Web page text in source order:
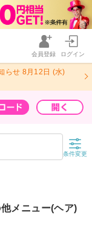
会員登録 ログイン
らせ 8月12日 (水)
条件変更
メニュー(ヘア)